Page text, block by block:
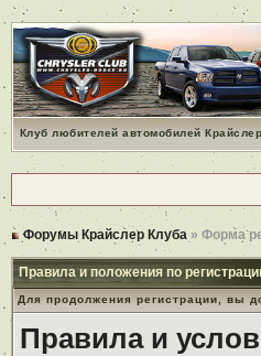
Клуб любителей автомобилей
Форумы Крайслер Клуба » Форма
Правила и положения по
Для продолжения регистрации, вы
Правила и